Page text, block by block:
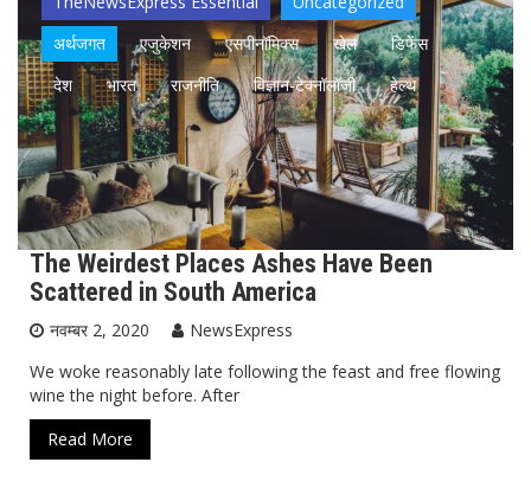
अर्थजगत
एजुकेशन एसपीनॉमिक्स खेल
डिफेंस
देश
भारत राजनीति विज्ञान-टेक्नॉलॉजी हेल्थ
The Weirdest Places Ashes Have Been
Scattered in South America
नवम्बर 2, 2020
NewsExpress
We woke reasonably late following the feast and free flowing
wine the night before. After
Read More